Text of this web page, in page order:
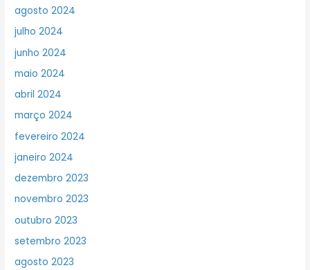
agosto 2024
julho 2024
junho 2024
maio 2024
abril 2024
março 2024
fevereiro 2024
janeiro 2024
dezembro 2023
novembro 2023
outubro 2023
setembro 2023
agosto 2023